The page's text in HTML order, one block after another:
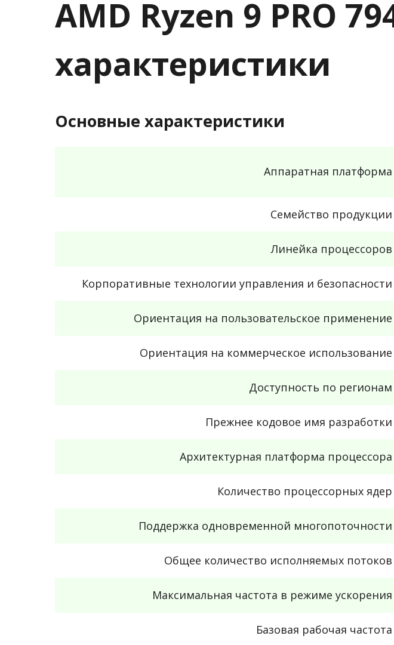
AMD Ryzen 9 PRO
характеристики
Основные характеристики
Аппаратная платформа
Семейство продукции
Линейка процессоров
Корпоративные технологии управления и безопасности
Ориентация на пользовательское применение
Ориентация на коммерческое использование
Доступность по регионам
Прежнее кодовое имя разработки
Архитектурная платформа процессора
Количество процессорных ядер
Поддержка одновременной многопоточности
Общее количество исполняемых потоков
Максимальная частота в режиме ускорения
Базовая рабочая частота